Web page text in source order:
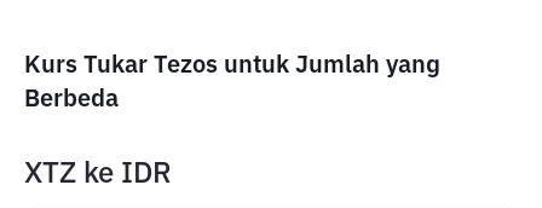
Kurs Tukar Tezos untuk Jumlah yang
Berbeda
XTZ ke IDR